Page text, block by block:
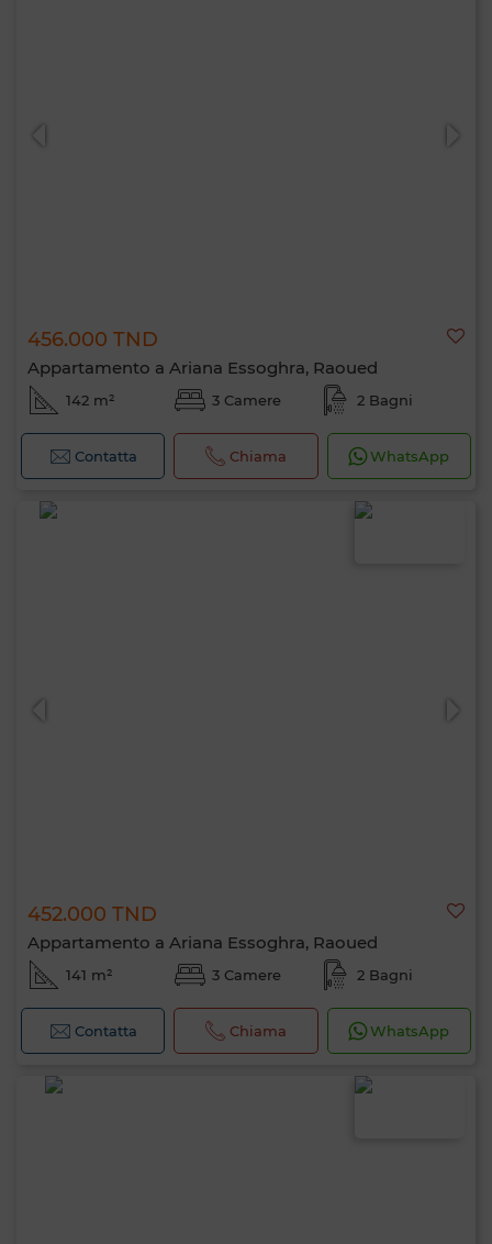
456.000 TND
Appartamento a Ariana Essoghra, Raoued
142 m² 3 Camere 2 Bagni
Contatta Chiama WhatsApp
452.000 TND
Appartamento a Ariana Essoghra, Raoued
141 m² 3 Camere 2 Bagni
Contatta Chiama WhatsApp